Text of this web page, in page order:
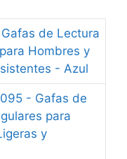
de Lectura
Hombres y
- Azul
- Gafas de
para
y